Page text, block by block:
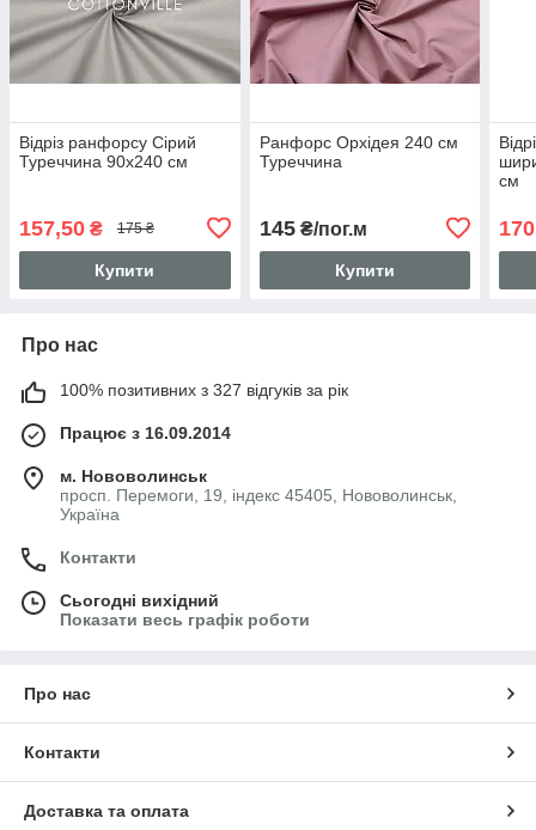
Відріз ранфорсу Сірий
Туреччина 90х240 см
157,50 ₴ 175 ₴
Купити
Ранфорс Орхідея 240 см
Туреччина
145₴/пог.м
Купити
см
Про нас
100% позитивних з 327 відгуків за рік
Працює з 16.09.2014
м. Нововолинськ
просп. Перемоги, 19, індекс 45405, Нововолинськ,
Україна
Контакти
Сьогодні вихідний
Показати весь графік роботи
Про нас
Контакти
Доставка та оплата